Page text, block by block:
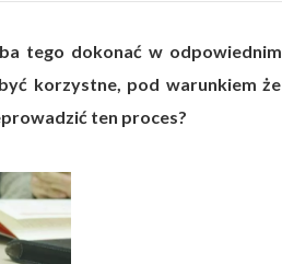
tego dokonać w odpowiednim
korzystne, pod warunkiem że
ten proces?